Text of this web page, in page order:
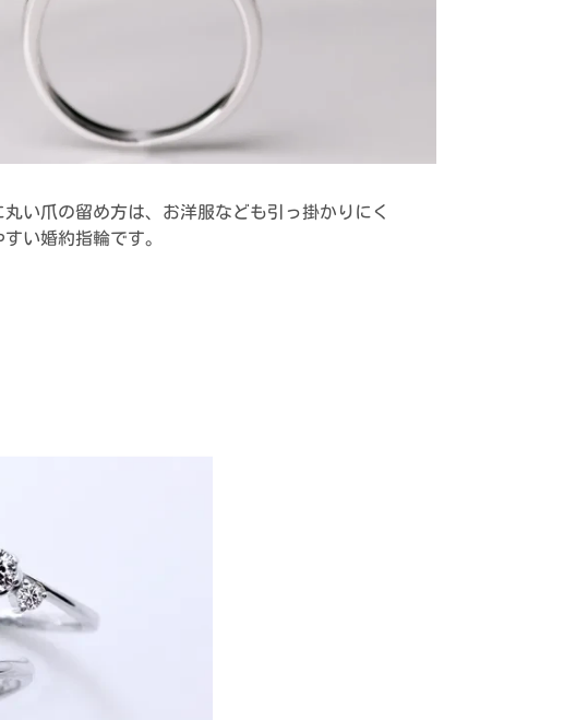
い爪の留め方は、お洋服なども引っ掛かりにく
い婚約指輪です。